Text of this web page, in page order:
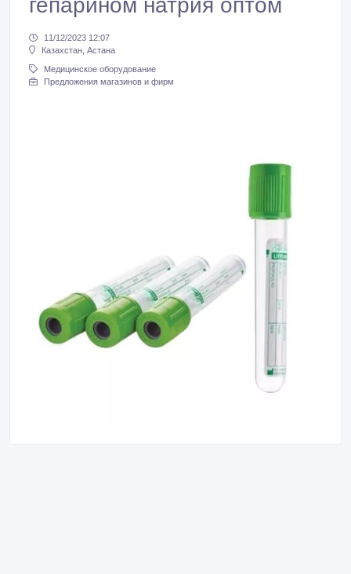
гепарином натрия оптом
11/12/2023 12:07
Казахстан, Астана
Медицинское оборудование
Предложения магазинов и фирм